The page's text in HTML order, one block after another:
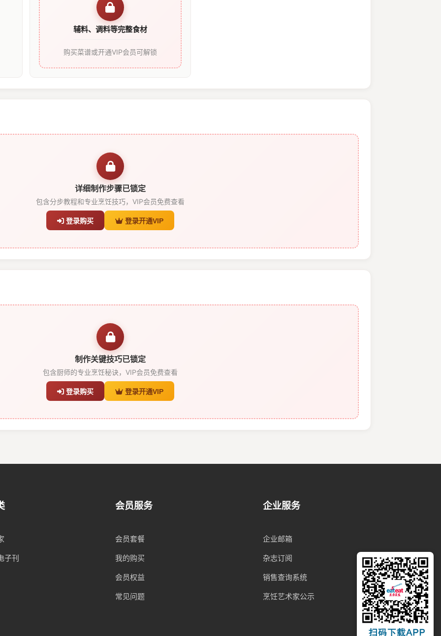
辅料、调料等完整食材
购买菜谱或开通VIP会员可解锁
详细制作步骤已锁定
包含分步教程和专业烹饪技巧，VIP会员免费查看
登录购买 登录开通VIP
制作关键技巧已锁定
包含厨师的专业烹饪秘诀，VIP会员免费查看
登录购买 登录开通VIP
子刊
会员服务
会员套餐
我的购买
会员权益
常见问题
企业服务
企业邮箱
杂志订阅
销售查询系统
烹饪艺术家公示